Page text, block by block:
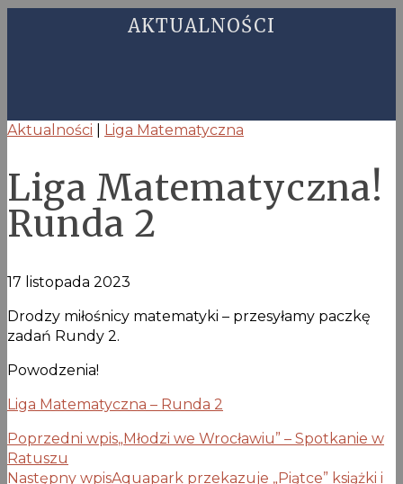
AKTUALNOŚCI
Aktualności Liga Matematyczna
Liga Matematyczna!
Runda 2
17 listopada 2023
Drodzy miłośnicy matematyki – przesyłamy paczkę
zadań Rundy 2.
Powodzenia!
Liga Matematyczna – Runda 2
Poprzedni wpis„Młodzi we Wrocławiu” – Spotkanie w
Ratuszu
Następny wpisAquapark przekazuje „Piątce” książki i